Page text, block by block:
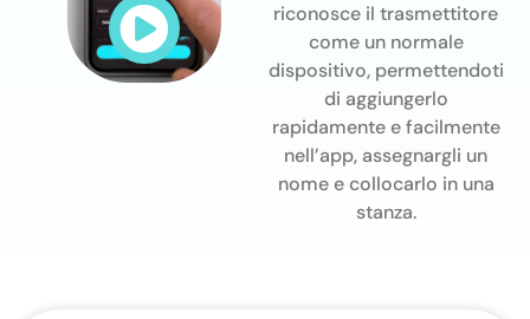
riconosce il trasmettitore
come un normale
dispositivo, permettendoti
di aggiungerlo
rapidamente e facilmente
nell’app, assegnargli un
nome e collocarlo in una
stanza.